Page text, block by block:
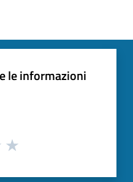
le informazioni